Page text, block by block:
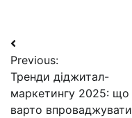
Навигация
по
записям
Previous:
Тренди діджитал-
маркетингу 2025: що
варто впроваджувати